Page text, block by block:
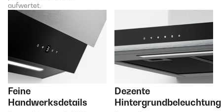
aufwertet.
Feine
Handwerksdetails
Dezente
Hintergrundbeleuchtung